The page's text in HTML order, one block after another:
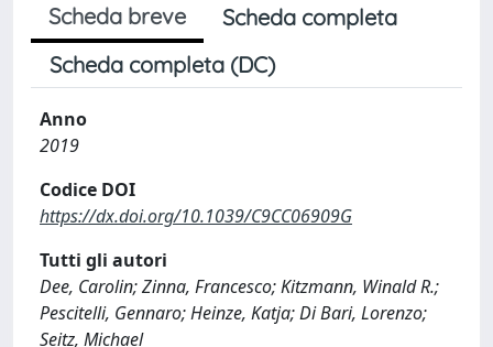
Scheda breve
Scheda completa
Scheda completa (DC)
Anno
2019
Codice DOI
https://dx.doi.org/10.1039/C9CC06909G
Tutti gli autori
Dee, Carolin; Zinna, Francesco; Kitzmann, Winald R.;
Pescitelli, Gennaro; Heinze, Katja; Di Bari, Lorenzo;
Seitz, Michael